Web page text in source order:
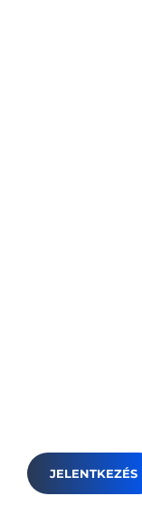
JELENTKEZÉS